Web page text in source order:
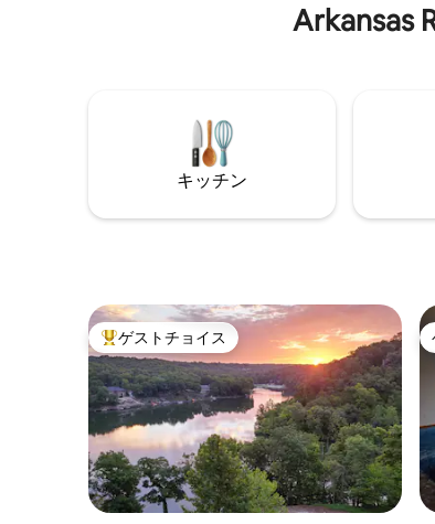
Arkansas
キッチン
大好評のゲストチョイスです。
ゲストチョイス